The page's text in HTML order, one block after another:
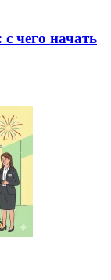
чего начать